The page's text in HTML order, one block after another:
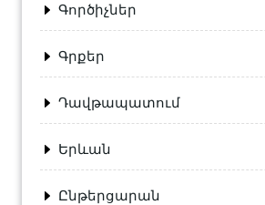
Գործիչներ
Գրքեր
Դավթապատում
Երևան
Ընթերցարան